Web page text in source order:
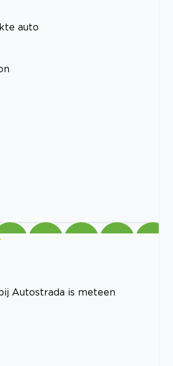
auto
Autostrada is meteen